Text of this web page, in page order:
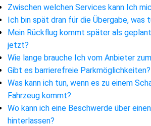
Zwischen welchen Services kann Ich
Ich bin spät dran für die Übergabe, was
Mein Rückflug kommt später als
jetzt?
Wie lange brauche Ich vom Anbieter
Gibt es barrierefreie Parkmöglichkeiten?
Was kann ich tun, wenn es zu einem
Fahrzeug kommt?
Wo kann ich eine Beschwerde über
hinterlassen?